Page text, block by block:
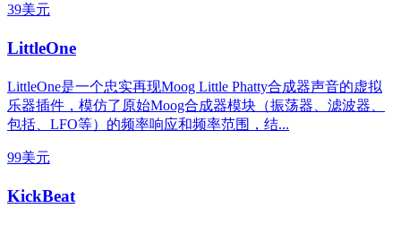
39美元
LittleOne
LittleOne是一个忠实再现Moog Little Phatty合成器声音的虚拟
乐器插件，模仿了原始Moog合成器模块（振荡器、滤波器、
包括、LFO等）的频率响应和频率范围，结...
99美元
KickBeat